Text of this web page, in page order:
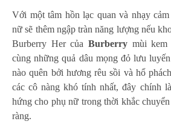
Với một tâm hồn lạc quan và nhạy
nữ sẽ thêm ngập tràn năng lượng nếu
Burberry Her của Burberry mùi kem
cùng những quả dâu mọng đỏ lưu
nào quên bởi hương rêu sồi và hổ
các cô nàng khó tính nhất, đây chính
hứng cho phụ nữ trong thời khắc
ràng.